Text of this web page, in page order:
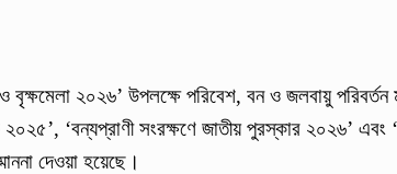
বৃক্ষমেলা ২০২৬’ উপলক্ষে পরিবেশ, বন ও জলবায়ু
‘বন্যপ্রাণী সংরক্ষণে জাতীয় পুরস্কার ২০২৬’ এবং
দেওয়া হয়েছে।